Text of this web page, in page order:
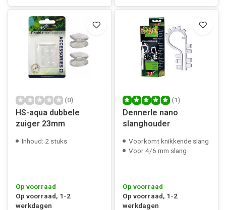
(0)
HS-aqua dubbele
zuiger 23mm
Inhoud: 2 stuks
Op voorraad
Op voorraad, 1-2
werkdagen
(1)
Dennerle nano
slanghouder
Voorkomt knikkende slang
Voor 4/6 mm slang
Op voorraad
Op voorraad, 1-2
werkdagen